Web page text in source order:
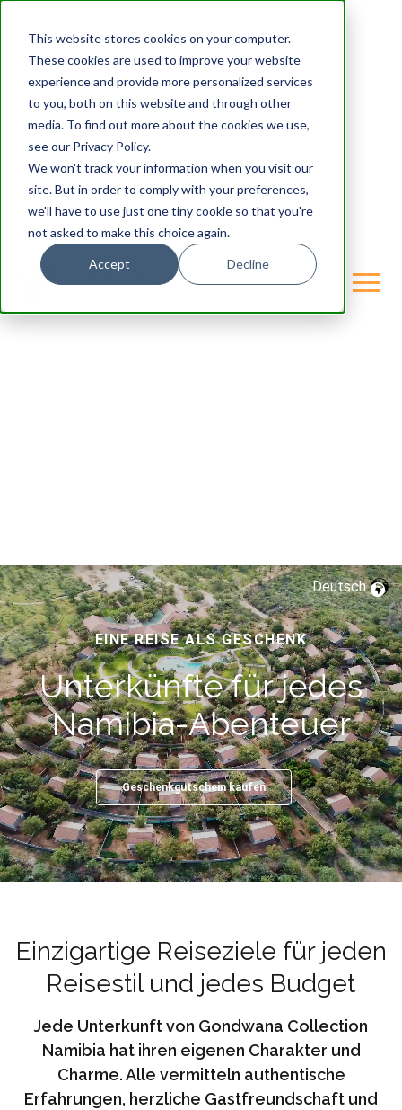
This website stores cookies on your computer.
These cookies are used to improve your website
experience and provide more personalized services
to you, both on this website and through other
media. To find out more about the cookies we use,
see our Privacy Policy.
We won't track your information when you visit our
site. But in order to comply with your preferences,
we'll have to use just one tiny cookie so that you're
not asked to make this choice again.
Accept Decline
Deutsch
EINE REISE ALS GESCHENK
Unterkünfte für jedes
Namibia-Abenteuer
Geschenkgutschein kaufen
Einzigartige Reiseziele für jeden
Reisestil und jedes Budget
Jede Unterkunft von Gondwana Collection
Namibia hat ihren eigenen Charakter und
Charme. Alle vermitteln authentische
Erfahrungen, herzliche Gastfreundschaft und